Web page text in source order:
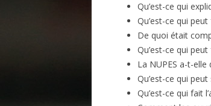
Qu’est-ce qui
Qu’est-ce qui
De quoi était
Qu’est-ce qui
La NUPES a-t-elle
Qu’est-ce qui peut
Qu’est-ce qui fait